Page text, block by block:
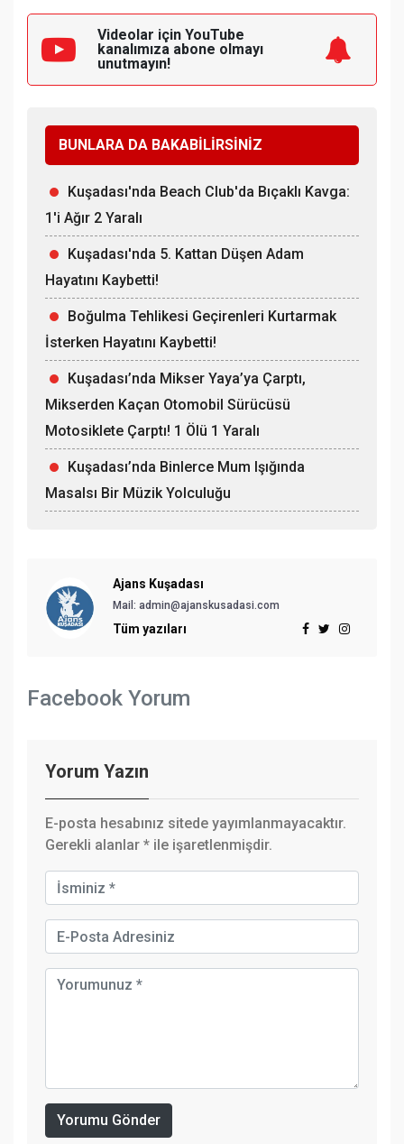
Videolar için YouTube
kanalımıza abone olmayı
unutmayın!
BUNLARA DA BAKABİLİRSİNİZ
Kuşadası'nda Beach Club'da Bıçaklı Kavga:
1'i Ağır 2 Yaralı
Kuşadası'nda 5. Kattan Düşen Adam
Hayatını Kaybetti!
Boğulma Tehlikesi Geçirenleri Kurtarmak
İsterken Hayatını Kaybetti!
Kuşadası’nda Mikser Yaya’ya Çarptı,
Mikserden Kaçan Otomobil Sürücüsü
Motosiklete Çarptı! 1 Ölü 1 Yaralı
Kuşadası’nda Binlerce Mum Işığında
Masalsı Bir Müzik Yolculuğu
Ajans Kuşadası
Mail: admin@ajanskusadasi.com
Tüm yazıları
Facebook Yorum
Yorum Yazın
E-posta hesabınız sitede yayımlanmayacaktır.
Gerekli alanlar * ile işaretlenmişdir.
Yorumu Gönder